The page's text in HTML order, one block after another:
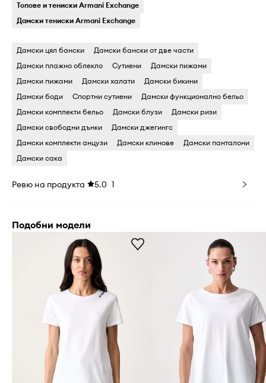
Топове и тениски Armani Exchange
Дамски тениски Armani Exchange
Дамски цял бански
Дамски бански oт две части
Дамски плажно облекло
Cутиени
Дамски пижами
Дамски пижами
Дамски халати
Дамски бикини
Дамски боди
Cпортни сутиени
Дамски функционално бельо
Дамски комплекти бельо
Дамски блузи
Дамски ризи
Дамски свободни дънки
Дамски джегингс
Дамски комплекти анцузи
Дамски клинове
Дамски панталони
Дамски сака
Ревю на продукта 5.0 1
Подобни модели